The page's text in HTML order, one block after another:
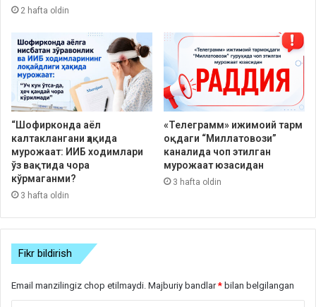
2 hafta oldin
“Шофирконда аёл
калтаклангани ҳақида
мурожаат: ИИБ ходимлари
ўз вақтида чора
кўрмаганми?
3 hafta oldin
«Телеграмм» ижимоий тарм
оқдаги “Миллатовози”
каналида чоп этилган
мурожаат юзасидан
3 hafta oldin
Fikr bildirish
Email manzilingiz chop etilmaydi. Majburiy bandlar* bilan belgilangan